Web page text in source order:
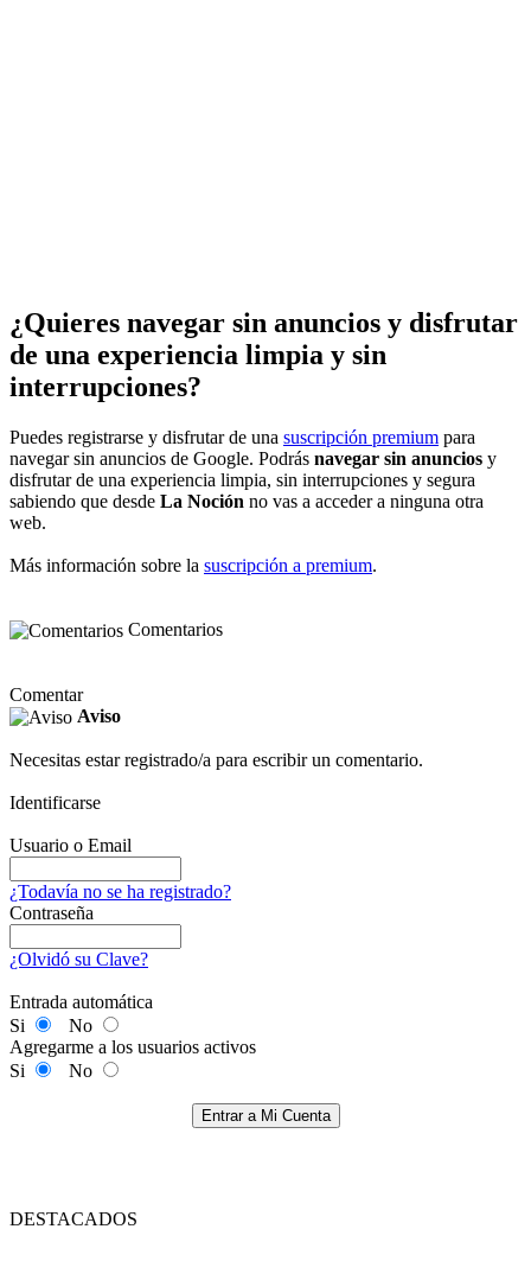
¿Quieres navegar sin anuncios y disfrutar
de una experiencia limpia y sin
interrupciones?
Puedes registrarse y disfrutar de una suscripción premium para
navegar sin anuncios de Google. Podrás navegar sin anuncios y
disfrutar de una experiencia limpia, sin interrupciones y segura
sabiendo que desde La Noción no vas a acceder a ninguna otra
web.
Más información sobre la suscripción a premium.
Comentarios
Comentar
Aviso
Necesitas estar registrado/a para escribir un comentario.
Identificarse
Usuario o Email
¿Todavía no se ha registrado?
Contraseña
¿Olvidó su Clave?
Entrada automática
Si
No
Agregarme a los usuarios activos
Si
No
Entrar a Mi Cuenta
DESTACADOS